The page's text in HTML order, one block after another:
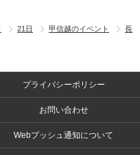
21日 甲信越のイベント
長
プライバシーポリシー
お問い合わせ
Webプッシュ通知について